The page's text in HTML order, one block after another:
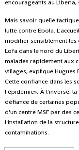
encourageants au Liberia,
Mais savoir quelle
lutte contre Ebola.
modifier sensiblement les
Lofa dans le nord du
malades rapidement aux
villages, explique Hugues
Cette confiance dans les
l'épidémie». À l'inverse,
défiance de certaines
d'un centre MSF par des
l'installation de la
contaminations.